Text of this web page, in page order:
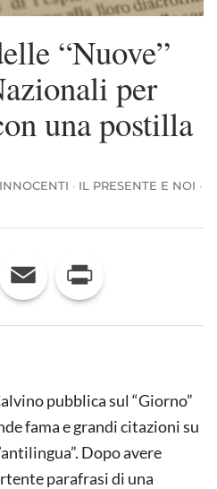
“Nuove”
per
una postilla
· IL PRESENTE E NOI ·
Email
pubblica sul “Giorno”
fama e grandi citazioni su
Dopo avere
parafrasi di una